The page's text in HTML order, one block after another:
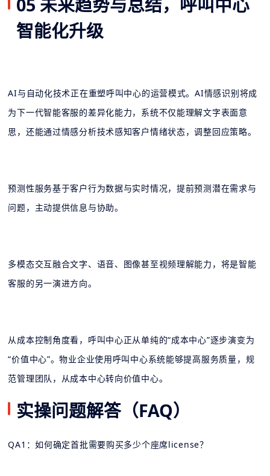
智能化升级
AI与自动化技术正在重塑呼叫中心的运营模式。AI情感识别将成
为下一代智能客服的差异化能力，系统不仅能理解文字表面意
思，还能通过情感分析技术感知客户情绪状态，调整回应策略。
预测性服务基于客户行为数据与实时情况，提前预测潜在需求与
问题，主动提供信息与协助。
多模态交互融合文字、语音、图像甚至视频理解能力，将是智能
客服的另一演进方向。
从成本控制角度看，呼叫中心正从单纯的“成本中心”逐步演变为
“价值中心”。物业企业使用呼叫中心系统能够提高服务质量，规
范管理团队，从成本中心转向价值中心。
实操问题解答（FAQ）
QA1：如何确定首批需要购买多少个座席license？